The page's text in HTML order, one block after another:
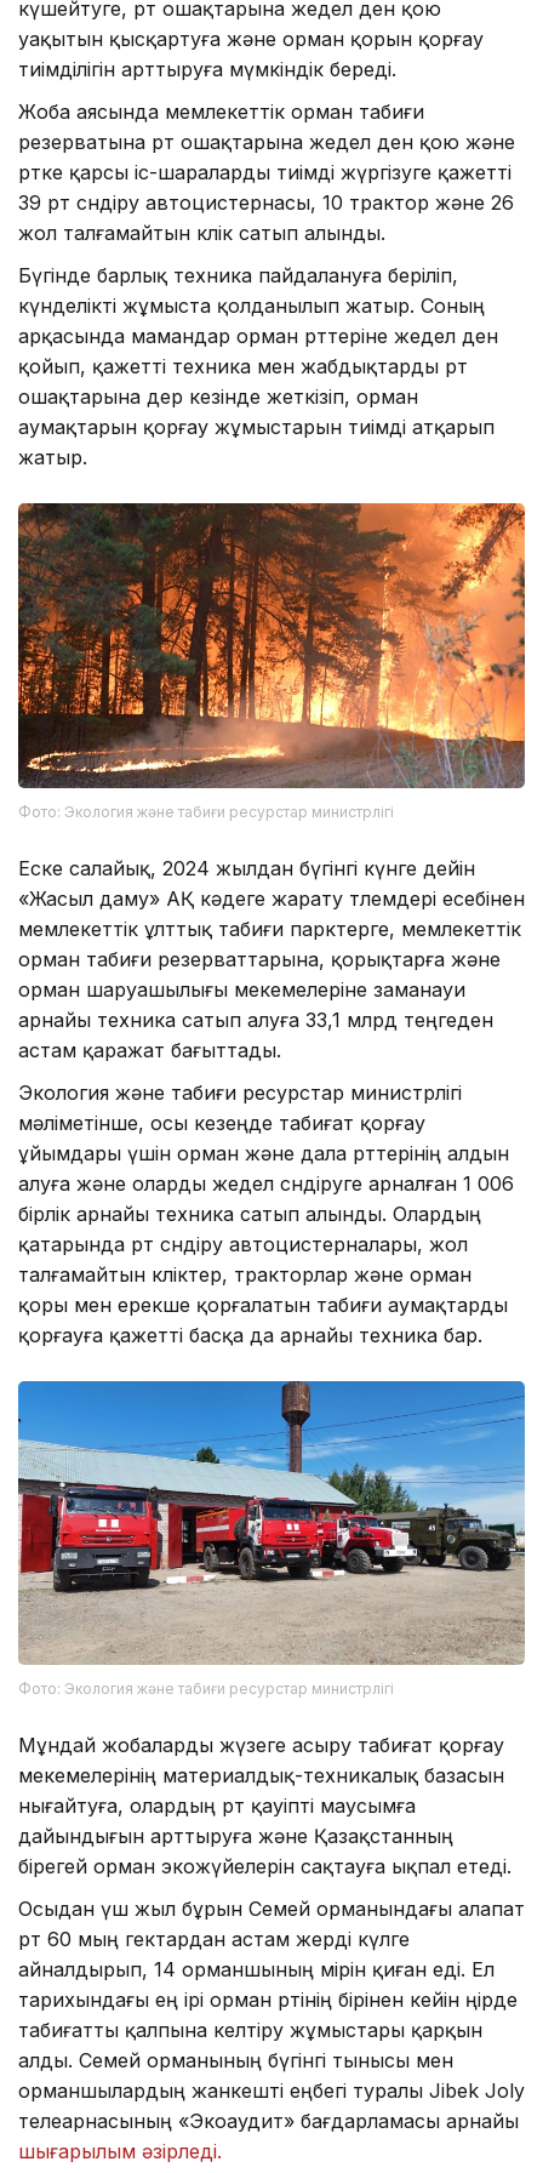
күшейтуге, өрт ошақтарына жедел ден қою
уақытын қысқартуға және орман қорын қорғау
тиімділігін арттыруға мүмкіндік береді.
Жоба аясында мемлекеттік орман табиғи
резерватына өрт ошақтарына жедел ден қою және
өртке қарсы іс-шараларды тиімді жүргізуге қажетті
39 өрт сөндіру автоцистернасы, 10 трактор және 26
жол талғамайтын көлік сатып алынды.
Бүгінде барлық техника пайдалануға беріліп,
күнделікті жұмыста қолданылып жатыр. Соның
арқасында мамандар орман өрттеріне жедел ден
қойып, қажетті техника мен жабдықтарды өрт
ошақтарына дер кезінде жеткізіп, орман
аумақтарын қорғау жұмыстарын тиімді атқарып
жатыр.
Фото: Экология және табиғи ресурстар министрлігі
Еске салайық, 2024 жылдан бүгінгі күнге дейін
«Жасыл даму» АҚ кәдеге жарату төлемдері есебінен
мемлекеттік ұлттық табиғи парктерге, мемлекеттік
орман табиғи резерваттарына, қорықтарға және
орман шаруашылығы мекемелеріне заманауи
арнайы техника сатып алуға 33,1 млрд теңгеден
астам қаражат бағыттады.
Экология және табиғи ресурстар министрлігі
мәліметінше, осы кезеңде табиғат қорғау
ұйымдары үшін орман және дала өрттерінің алдын
алуға және оларды жедел сөндіруге арналған 1 006
бірлік арнайы техника сатып алынды. Олардың
қатарында өрт сөндіру автоцистерналары, жол
талғамайтын көліктер, тракторлар және орман
қоры мен ерекше қорғалатын табиғи аумақтарды
қорғауға қажетті басқа да арнайы техника бар.
Фото: Экология және табиғи ресурстар министрлігі
Мұндай жобаларды жүзеге асыру табиғат қорғау
мекемелерінің материалдық-техникалық базасын
нығайтуға, олардың өрт қауіпті маусымға
дайындығын арттыруға және Қазақстанның
бірегей орман экожүйелерін сақтауға ықпал етеді.
Осыдан үш жыл бұрын Семей орманындағы алапат
өрт 60 мың гектардан астам жерді күлге
айналдырып, 14 орманшының өмірін қиған еді. Ел
тарихындағы ең ірі орман өртінің бірінен кейін өңірде
табиғатты қалпына келтіру жұмыстары қарқын
алды. Семей орманының бүгінгі тынысы мен
орманшылардың жанкешті еңбегі туралы Jibek Joly
телеарнасының «Экоаудит» бағдарламасы арнайы
шығарылым әзірледі.